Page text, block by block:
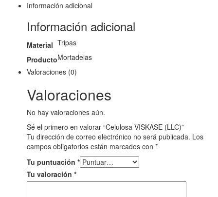
Información adicional
Información adicional
Material Tripas
ProductoMortadelas
Valoraciones (0)
Valoraciones
No hay valoraciones aún.
Sé el primero en valorar “Celulosa VISKASE (LLC)”
Tu dirección de correo electrónico no será publicada. Los
campos obligatorios están marcados con *
Tu puntuación *
Tu valoración *